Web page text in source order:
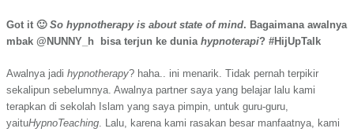
Got it 🙂 So hypnotherapy is about state of mind. Bagaimana awalnya
mbak @NUNNY_h bisa terjun ke dunia hypnoterapi? #HijUpTalk
Awalnya jadi hypnotherapy? haha.. ini menarik. Tidak pernah terpikir
sekalipun sebelumnya. Awalnya partner saya yang belajar lalu kami
terapkan di sekolah Islam yang saya pimpin, untuk guru-guru,
yaituHypnoTeaching Lalu
karena kami rasakan besar manfaatnya, kami